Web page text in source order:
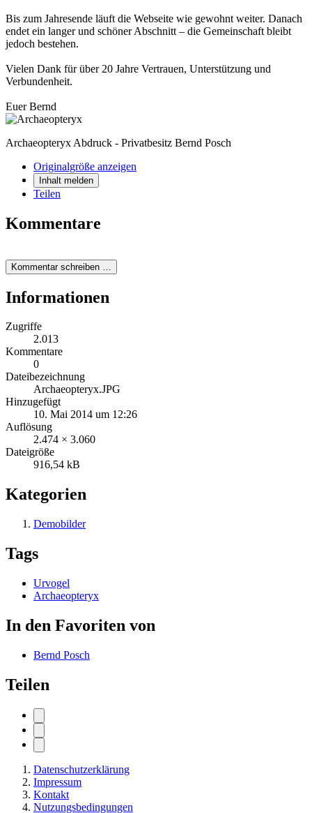
Bis zum Jahresende läuft die Webseite wie gewohnt weiter. Danach
endet ein langer und schöner Abschnitt – die Gemeinschaft bleibt
jedoch bestehen.
Vielen Dank für über 20 Jahre Vertrauen, Unterstützung und
Verbundenheit.
Euer Bernd
Archaeopteryx Abdruck - Privatbesitz Bernd Posch
Originalgröße anzeigen
Inhalt melden
Teilen
Kommentare
Kommentar schreiben …
Informationen
Zugriffe
2.013
Kommentare
0
Dateibezeichnung
Archaeopteryx.JPG
Hinzugefügt
10. Mai 2014 um 12:26
Auflösung
2.474 × 3.060
Dateigröße
916,54 kB
Kategorien
Demobilder
Tags
Urvogel
Archaeopteryx
In den Favoriten von
Bernd Posch
Teilen
Datenschutzerklärung
Impressum
Kontakt
Nutzungsbedingungen